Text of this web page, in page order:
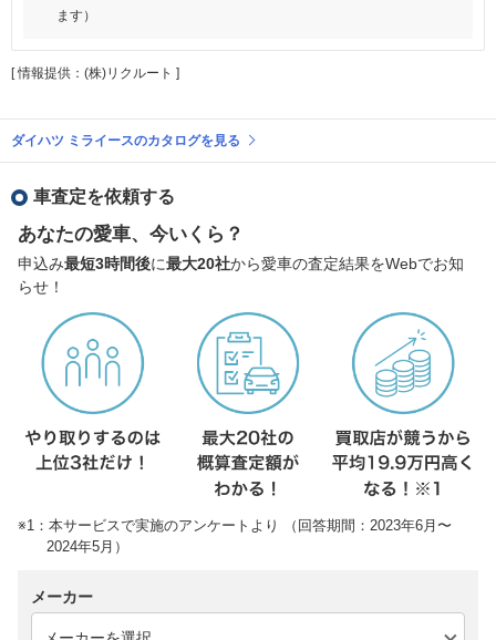
ます）
[ 情報提供：(株)リクルート ]
ダイハツ ミライースのカタログを見る
車査定を依頼する
あなたの愛車、今いくら？
申込み最短3時間後に最大20社から愛車の査定結果をWebでお知
らせ！
※1：本サービスで実施のアンケートより （回答期間：2023年6月〜
2024年5月）
メーカー